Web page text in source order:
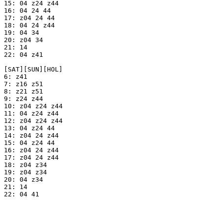
15: 04 z24 z44
16: 04 24 44
17: z04 24 44
18: 04 24 z44
19: 04 34
20: z04 34
21: 14
22: 04 z41
[SAT][SUN][HOL]
6: z41
7: z16 z51
8: z21 z51
9: z24 z44
10: z04 z24 z44
11: 04 z24 z44
12: z04 z24 z44
13: 04 z24 44
14: z04 24 z44
15: 04 z24 44
16: z04 24 z44
17: z04 24 z44
18: z04 z34
19: z04 z34
20: 04 z34
21: 14
22: 04 41